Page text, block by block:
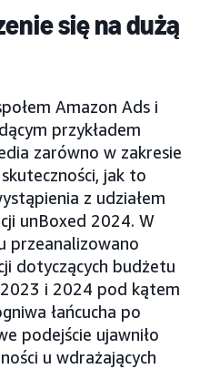
się na dużą
Amazon Ads i
przykładem
zarówno w zakresie
jak to
z udziałem
unBoxed 2024. W
przeanalizowano
dotyczących budżetu
i 2024 pod kątem
łańcucha po
podejście ujawniło
u wdrażających